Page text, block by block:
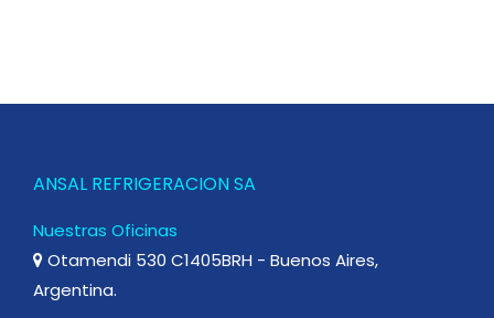
ANSAL REFRIGERACION SA
Nuestras Oficinas
Otamendi 530 C1405BRH - Buenos Aires,
Argentina.